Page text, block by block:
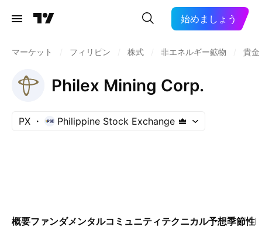
始めましょう
マーケット フィリピン 株式 非エネルギー鉱物 貴金
Philex Mining Corp.
PX Philippine Stock Exchange
概要ファンダメンタルコミュニティテクニカル予想季節性